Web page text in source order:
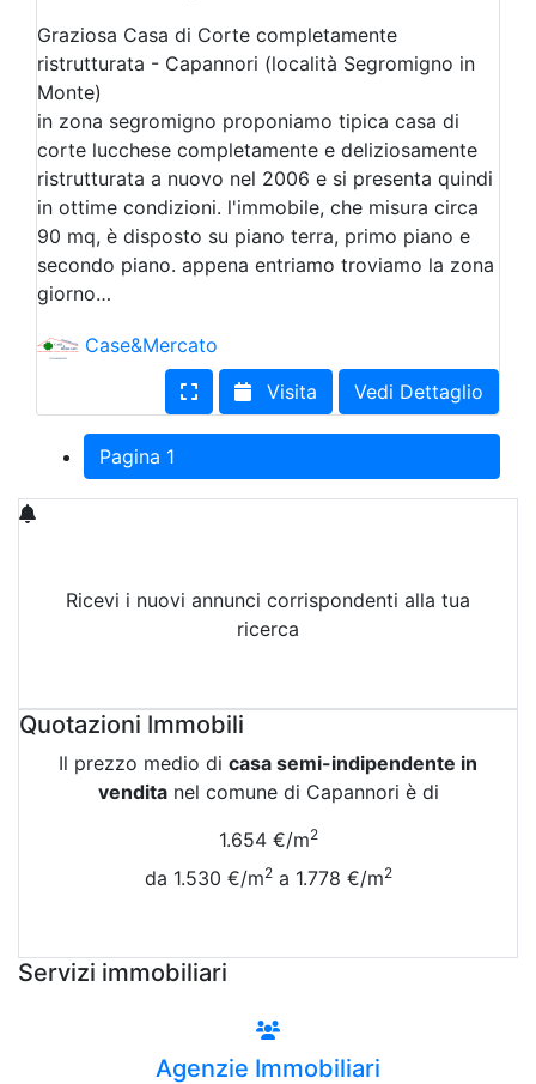
Graziosa Casa di Corte completamente
ristrutturata - Capannori (località Segromigno in
Monte)
in zona segromigno proponiamo tipica casa di
corte lucchese completamente e deliziosamente
ristrutturata a nuovo nel 2006 e si presenta quindi
in ottime condizioni. l'immobile, che misura circa
90 mq, è disposto su piano terra, primo piano e
secondo piano. appena entriamo troviamo la zona
giorno…
Case&Mercato
Visita
Vedi Dettaglio
Pagina 1
Ricevi i nuovi annunci corrispondenti alla tua
ricerca
Quotazioni Immobili
Il prezzo medio di casa semi-indipendente in
venditanel comune di Capannori è di
1.654 €/m2
da 1.530 €/m2a 1.778 €/m2
Servizi immobiliari
Agenzie Immobiliari